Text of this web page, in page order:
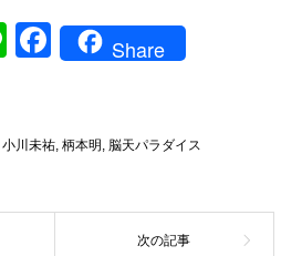
Li
F
e
o
Share
小川未祐, 柄本明 , 脳天パラダイス